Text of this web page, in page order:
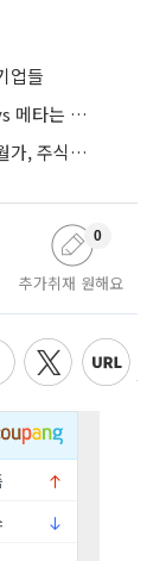
업들
AI 투자에서 수익 경쟁으로⋯MS는 ‘증명’ vs 메타는 ‘숙제’
연준 금리 동결에 인플레 늦장 대응 우려…월가, 주식도 채권도 던졌다
추가취재 원해요
0